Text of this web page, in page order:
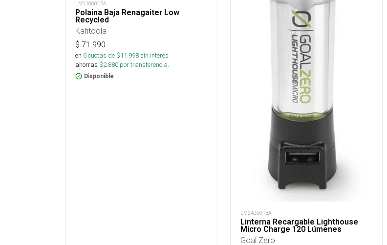
LM010601BA
Polaina Baja Renagaiter Low
Recycled
Kahtoola
$ 71.990
en 6cuotas de $11.998sin interés
ahorras $2.880 por transferencia.
Disponible
LM240601BA
Linterna Recargable Lighthouse
Micro Charge 120 Lúmenes
Goal Zero